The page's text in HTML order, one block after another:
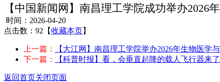
【中国新闻网】南昌理工学院成功举办
时间：2026-04-20
点击数：92 【收藏本页】
上一篇：
【大江网】南昌理工学院举办2026年生物医学
下一篇：
【科普时报】看，会垂直起降的载人飞行器来了
返回首页关闭页面